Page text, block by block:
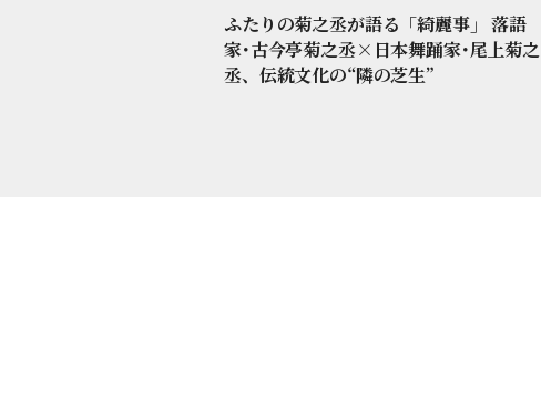
ふたりの菊之丞が語る「綺麗事」 落語
家･古今亭菊之丞×日本舞踊家･尾上菊之
丞、伝統文化の“隣の芝生”